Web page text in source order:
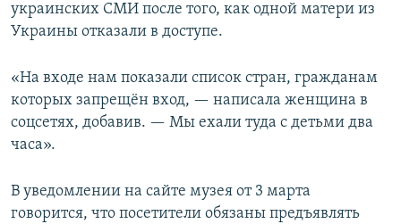
украинских СМИ после того, как одной матери из
Украины отказали в доступе.
«На входе нам показали список стран, гражданам
которых запрещён вход, — написала женщина в
соцсетях, добавив. — Мы ехали туда с детьми два
часа».
В уведомлении на сайте музея от 3 марта
говорится, что посетители обязаны предъявлять